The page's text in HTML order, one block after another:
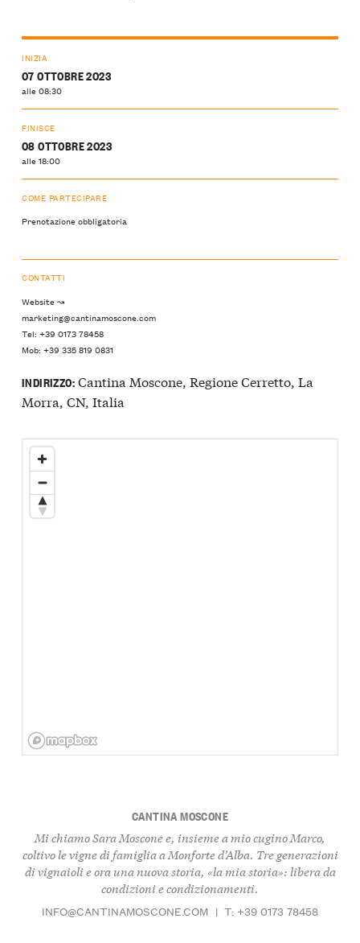
INIZIA
07 OTTOBRE 2023
alle 08:30
FINISCE
08 OTTOBRE 2023
alle 18:00
COME PARTECIPARE
Prenotazione obbligatoria
CONTATTI
Website ↝
marketing@cantinamoscone.com
Tel: +39 0173 78458
Mob: +39 335 819 0831
INDIRIZZO:Cantina Moscone, Regione Cerretto, La
Morra, CN, Italia
CANTINA MOSCONE
Mi chiamo Sara Moscone e, insieme a mio cugino Marco,
coltivo le vigne di famiglia a Monforte d’Alba. Tre generazioni
di vignaioli e ora una nuova storia, «la mia storia»: libera da
condizioni e condizionamenti.
INFO@CANTINAMOSCONE.COM | T: +39 0173 78458